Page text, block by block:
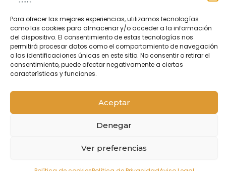
Para ofrecer las mejores experiencias, utilizamos tecnologías
como las cookies para almacenar y/o acceder a la información
del dispositivo. El consentimiento de estas tecnologías nos
permitirá procesar datos como el comportamiento de navegación
o las identificaciones únicas en este sitio. No consentir o retirar el
consentimiento, puede afectar negativamente a ciertas
características y funciones.
Aceptar
Denegar
Ver preferencias
Empresa de conserjes en Madrid
Ofrecemos servicios de conserjería de alta calidad para
edificios de oficinas y comunidades de vecinos en Madrid.
mantenimiento y la limpieza de sus instalaciones. Para más
información sobre nuestros servicios, por favor
Conserjería Madrid
¿En qué podemos ayudarte?